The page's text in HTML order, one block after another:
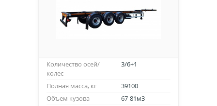
Количество осей/
колес
3/6+1
Полная масса, кг
39100
Объем кузова
67-81м3